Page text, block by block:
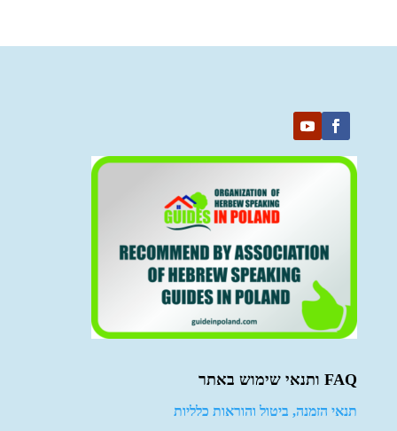
FAQ ותנאי שימוש באתר
תנאי הזמנה, ביטול והוראות כלליות